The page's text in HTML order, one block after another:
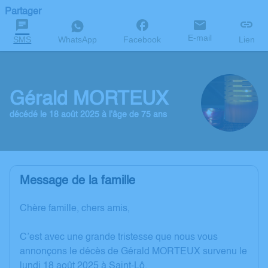
Partager
SMS WhatsApp Facebook E-mail Lien
Gérald MORTEUX
décédé le 18 août 2025 à l'âge de 75 ans
Message de la famille
Chère famille, chers amis,
C’est avec une grande tristesse que nous vous
annonçons le décès de Gérald MORTEUX survenu le